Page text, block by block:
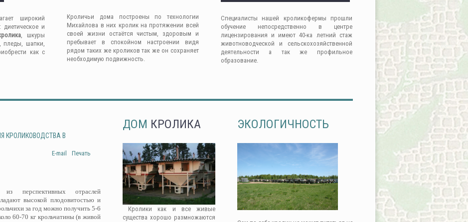
широкий
и
, шкуры
пледы, шапки,
как с
Кроличьи дома построены по технологии
Михайлова в них кролик на протяжении всей
своей жизни остаётся чистым, здоровым и
пребывает в спокойном настроении видя
рядом таких же кроликов так же он сохраняет
необходимую подвижность.
Специалисты нашей кроликофермы прошли
обучение непосредственно в центре
лицензирования и имеют 40-ка летний стаж
животноводческой и сельскохозяйственной
деятельности а так же профильное
образование.
КРОЛИКОВОДСТВА В
Печать
E-mail
перспективных отраслей
высокой плодовитостью и
за год можно получить 5-6
60-70 кг крольчатины (в живой
ДОМ КРОЛИКА
Кролики как и все живые
существа хорошо размножаются
ЭКОЛОГИЧНОСТЬ